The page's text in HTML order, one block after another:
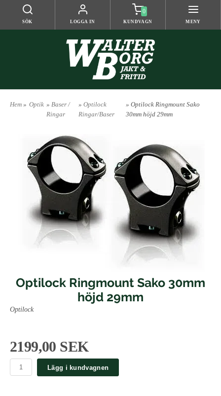
SÖK LOGGA IN
0
KUNDVAGN MENY
Hem » Optik » Baser /
Ringar
»Optilock
Ringar/Baser
» Optilock Ringmount Sako
30mm höjd 29mm
Optilock Ringmount Sako 30mm
höjd 29mm
Optilock
2199,00 SEK
Lägg i kundvagnen